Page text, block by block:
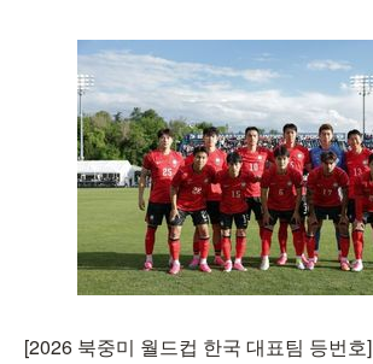
[2026 북중미 월드컵 한국 대표팀 등번호]